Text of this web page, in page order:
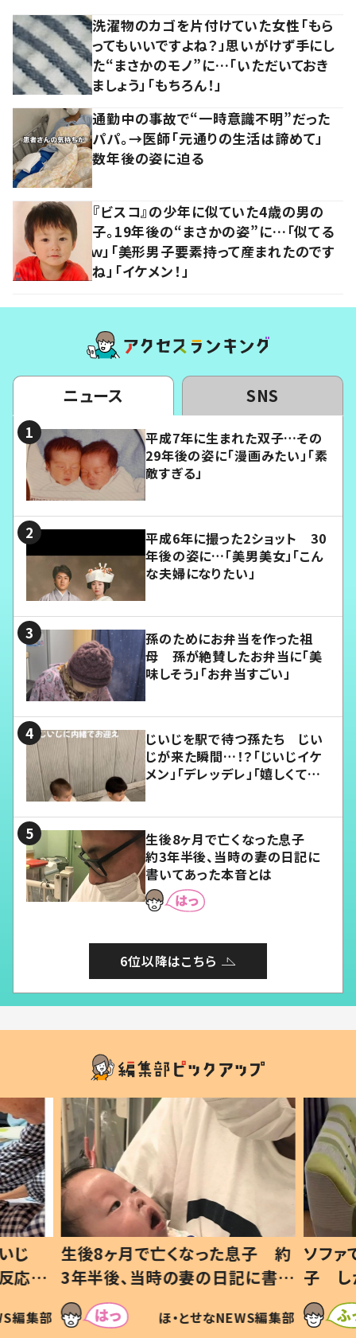
洗濯物のカゴを片付けていた女性「もら
ってもいいですよね？」思いがけず手にし
た“まさかのモノ”に…「いただいておき
ましょう」「もちろん！」
通勤中の事故で“一時意識不明”だった
パパ。→医師「元通りの生活は諦めて」
数年後の姿に迫る
『ビスコ』の少年に似ていた4歳の男の
子。19年後の“まさかの姿”に…「似てる
ｗ」「美形男子要素持って産まれたのです
ね」「イケメン！」
ニュース SNS
平成7年に生まれた双子…その
29年後の姿に「漫画みたい」「素
敵すぎる」
平成6年に撮った2ショット 30
年後の姿に…「美男美女」「こん
な夫婦になりたい」
孫のためにお弁当を作った祖
母 孫が絶賛したお弁当に「美
味しそう」「お弁当すごい」
じいじを駅で待つ孫たち じい
じが来た瞬間…！？「じいじイケ
メン」「デレッデレ」「嬉しくて可
生後8ヶ月で亡くなった息子
約3年半後、当時の妻の日記に
書いてあった本音とは
6位以降はこちら
じ
応に
編集部
生後8ヶ月で亡くなった息子 約
3年半後、当時の妻の日記に書い
てあった本音とは
ほ・とせなNEWS編集部
ソファ
子 し
すべ
いから